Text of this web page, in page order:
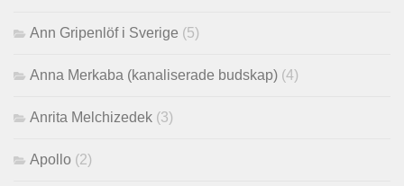
Ann Gripenlöf i Sverige (5)
Anna Merkaba (kanaliserade budskap) (4)
Anrita Melchizedek (3)
Apollo (2)